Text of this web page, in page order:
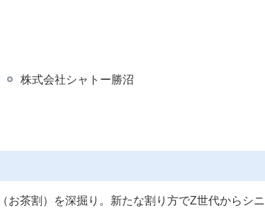
株式会社シャトー勝沼
お茶割）を深掘り。新たな割り方でZ世代からシニ